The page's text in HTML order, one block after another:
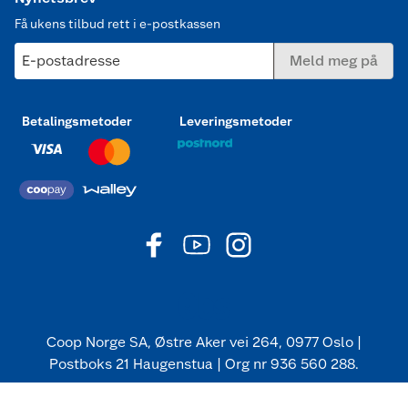
Få ukens tilbud rett i e-postkassen
E-postadresse Meld meg på
Betalingsmetoder Leveringsmetoder
Coop Norge SA, Østre Aker vei 264, 0977 Oslo |
Postboks 21 Haugenstua | Org nr 936 560 288.